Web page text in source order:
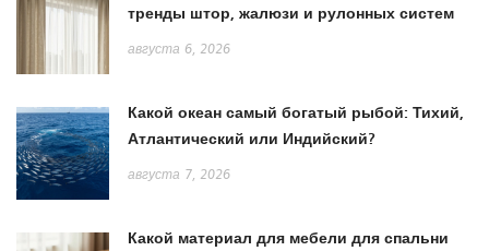
тренды штор, жалюзи и рулонных систем
августа 6, 2026
Какой океан самый богатый рыбой: Тихий,
Атлантический или Индийский?
августа 7, 2026
Какой материал для мебели для спальни